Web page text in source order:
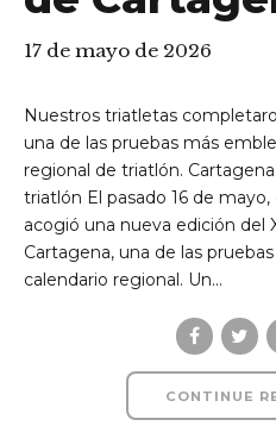
17 de mayo de 2026
Nuestros triatletas
una de las pruebas más
regional de triatlón.
triatlón El pasado 16 de
acogió una nueva edición del
Cartagena, una de las
calendario regional. Un...
CONTINUE